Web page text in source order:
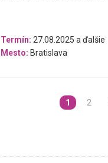
Termín: 27.08.2025 a ďalšie
Mesto: Bratislava
1 2